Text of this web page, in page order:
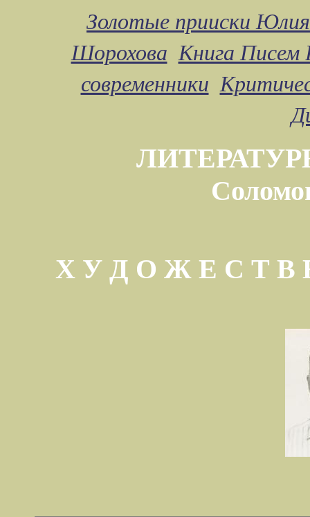
Золотые прииски
Шорохова Книга Писем
современники
Х У Д О Ж Е С Т